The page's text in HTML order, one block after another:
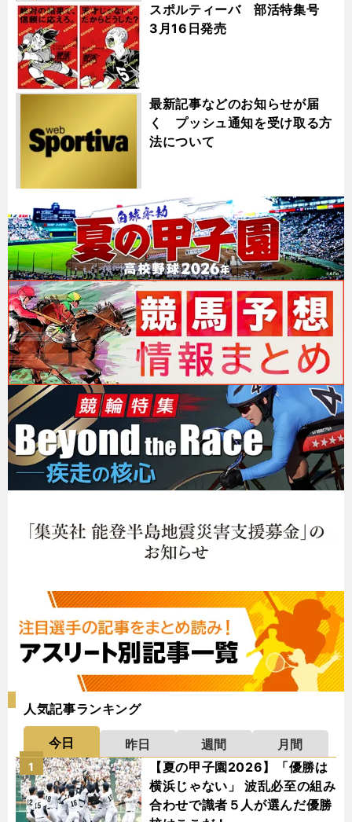
スポルティーバ 部活特集号
3月16日発売
最新記事などのお知らせが届
く プッシュ通知を受け取る方
法について
人気記事ランキング
今日 昨日 週間
月間
【夏の甲子園2026】「優勝は
横浜じゃない」 波乱必至の組み
合わせで識者５人が選んだ優勝
1